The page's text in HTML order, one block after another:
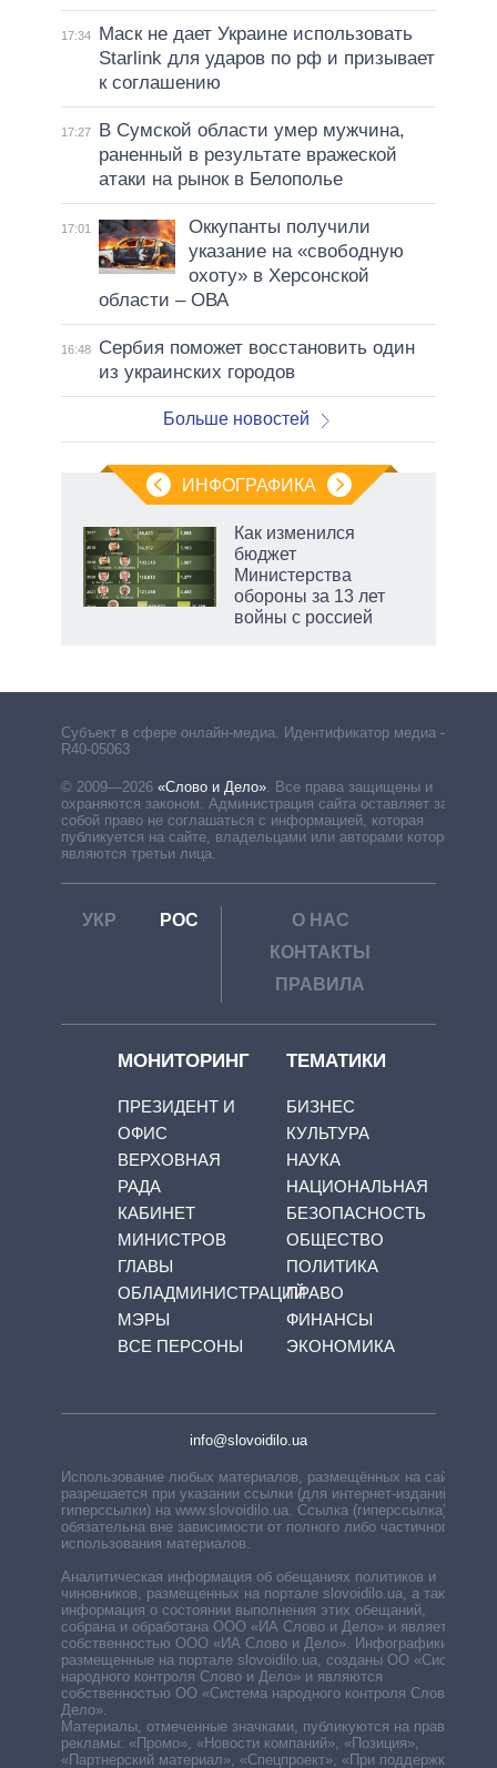
17:34
Маск не дает Украине использовать
Starlink для ударов по рф и призывает
к соглашению
17:27
В Сумской области умер мужчина,
раненный в результате вражеской
атаки на рынок в Белополье
17:01
Оккупанты получили
указание на «свободную
охоту» в Херсонской
области – ОВА
16:48
Сербия поможет восстановить один
из украинских городов
Больше новостей
ИНФОГРАФИКА
Как изменился
бюджет
Министерства
обороны за 13 лет
войны с россией
Субъект в сфере онлайн-медиа. Идентификатор медиа –
R40-05063
© 2009—2026 «Слово и Дело». Все права защищены и
охраняются законом. Администрация сайта оставляет за
собой право не соглашаться с информацией, которая
публикуется на сайте, владельцами или авторами которой
являются третьи лица.
УКР РОС
О НАС
КОНТАКТЫ
ПРАВИЛА
МОНИТОРИНГ
ПРЕЗИДЕНТ И
ОФИС
ВЕРХОВНАЯ
РАДА
КАБИНЕТ
МИНИСТРОВ
ГЛАВЫ
ОБЛАДМИНИСТРАЦИЙ
МЭРЫ
ВСЕ ПЕРСОНЫ
ТЕМАТИКИ
БИЗНЕС
КУЛЬТУРА
НАУКА
НАЦИОНАЛЬНАЯ
БЕЗОПАСНОСТЬ
ОБЩЕСТВО
ПОЛИТИКА
ПРАВО
ФИНАНСЫ
ЭКОНОМИКА
info@slovoidilo.ua
Использование любых материалов, размещённых на сайте,
разрешается при указании ссылки (для интернет-изданий —
гиперссылки) на www.slovoidilo.ua. Ссылка (гиперссылка)
обязательна вне зависимости от полного либо частичного
использования материалов.
Аналитическая информация об обещаниях политиков и
чиновников, размещенных на портале slovoidilo.ua, а также
информация о состоянии выполнения этих обещаний,
собрана и обработана ООО «ИА Слово и Дело» и является
собственностью ООО «ИА Слово и Дело». Инфографики,
размещенные на портале slovoidilo.ua, созданы ОО «Система
народного контроля Слово и Дело» и являются
собственностью ОО «Система народного контроля Слово и
Дело».
Материалы, отмеченные значками, публикуются на правах
рекламы: «Промо», «Новости компаний», «Позиция»,
«Партнерский материал», «Спецпроект», «При поддержке».